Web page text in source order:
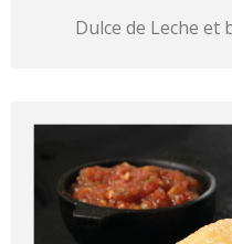
Dulce de Leche et